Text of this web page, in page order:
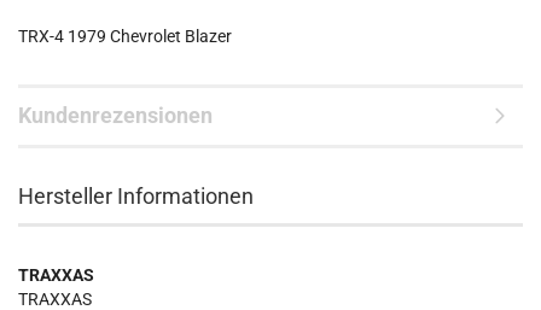
TRX-4 1979 Chevrolet Blazer
Kundenrezensionen
Hersteller Informationen
TRAXXAS
TRAXXAS